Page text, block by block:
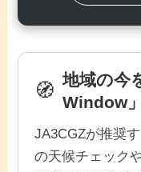
🧭 地域の今
Window」
JA3CGZが推奨
の天候チェック